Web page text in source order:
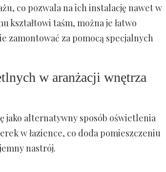
co pozwala na ich instalację nawet w
taśm, można je łatwo
zamontować za pomocą specjalnych
w aranżacji wnętrza
jako alternatywny sposób oświetlenia
w łazience, co doda pomieszczeniu
nastrój.